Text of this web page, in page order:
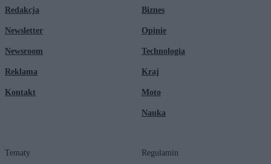
Redakcja
Newsletter
Newsroom
Reklama
Kontakt
Biznes
Opinie
Technologia
Kraj
Moto
Nauka
Tematy Regulamin